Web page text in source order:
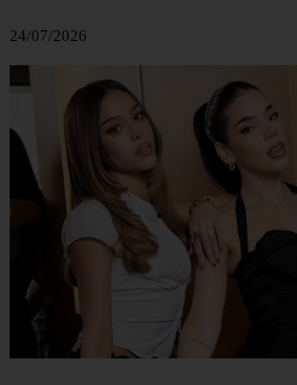
24/07/2026